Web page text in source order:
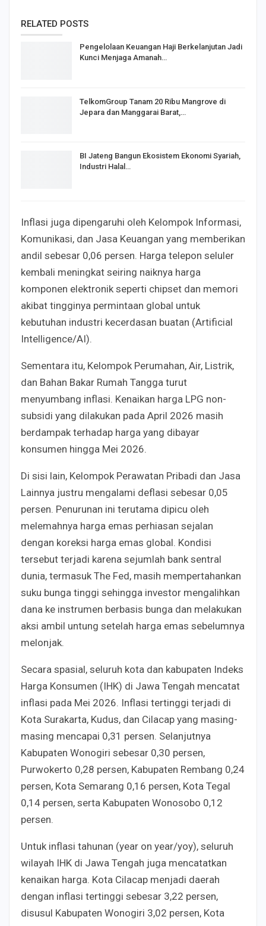
RELATED POSTS
Pengelolaan Keuangan Haji Berkelanjutan Jadi
Kunci Menjaga Amanah…
TelkomGroup Tanam 20 Ribu Mangrove di
Jepara dan Manggarai Barat,…
BI Jateng Bangun Ekosistem Ekonomi Syariah,
Industri Halal…
Inflasi juga dipengaruhi oleh Kelompok Informasi,
Komunikasi, dan Jasa Keuangan yang memberikan
andil sebesar 0,06 persen. Harga telepon seluler
kembali meningkat seiring naiknya harga
komponen elektronik seperti chipset dan memori
akibat tingginya permintaan global untuk
kebutuhan industri kecerdasan buatan (Artificial
Intelligence/AI).
Sementara itu, Kelompok Perumahan, Air, Listrik,
dan Bahan Bakar Rumah Tangga turut
menyumbang inflasi. Kenaikan harga LPG non-
subsidi yang dilakukan pada April 2026 masih
berdampak terhadap harga yang dibayar
konsumen hingga Mei 2026.
Di sisi lain, Kelompok Perawatan Pribadi dan Jasa
Lainnya justru mengalami deflasi sebesar 0,05
persen. Penurunan ini terutama dipicu oleh
melemahnya harga emas perhiasan sejalan
dengan koreksi harga emas global. Kondisi
tersebut terjadi karena sejumlah bank sentral
dunia, termasuk The Fed, masih mempertahankan
suku bunga tinggi sehingga investor mengalihkan
dana ke instrumen berbasis bunga dan melakukan
aksi ambil untung setelah harga emas sebelumnya
melonjak.
Secara spasial, seluruh kota dan kabupaten Indeks
Harga Konsumen (IHK) di Jawa Tengah mencatat
inflasi pada Mei 2026. Inflasi tertinggi terjadi di
Kota Surakarta, Kudus, dan Cilacap yang masing-
masing mencapai 0,31 persen. Selanjutnya
Kabupaten Wonogiri sebesar 0,30 persen,
Purwokerto 0,28 persen, Kabupaten Rembang 0,24
persen, Kota Semarang 0,16 persen, Kota Tegal
0,14 persen, serta Kabupaten Wonosobo 0,12
persen.
Untuk inflasi tahunan (year on year/yoy), seluruh
wilayah IHK di Jawa Tengah juga mencatatkan
kenaikan harga. Kota Cilacap menjadi daerah
dengan inflasi tertinggi sebesar 3,22 persen,
disusul Kabupaten Wonogiri 3,02 persen, Kota